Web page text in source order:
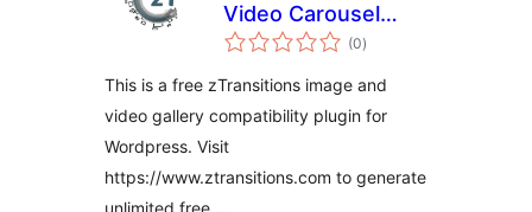
Video Carousel
Gallery
(0total
de
)
This is a free zTransitions image and
video gallery compatibility plugin for
Wordpress. Visit
https://www.ztransitions.com to generate
unlimited free …